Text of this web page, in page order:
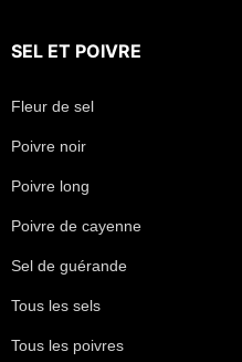
SEL ET POIVRE
Fleur de sel
Poivre noir
Poivre long
Poivre de cayenne
Sel de guérande
Tous les sels
Tous les poivres